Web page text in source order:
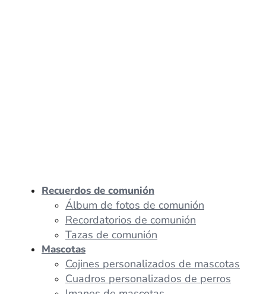
Recuerdos de comunión
Álbum de fotos de comunión
Recordatorios de comunión
Tazas de comunión
Mascotas
Cojines personalizados de mascotas
Cuadros personalizados de perros